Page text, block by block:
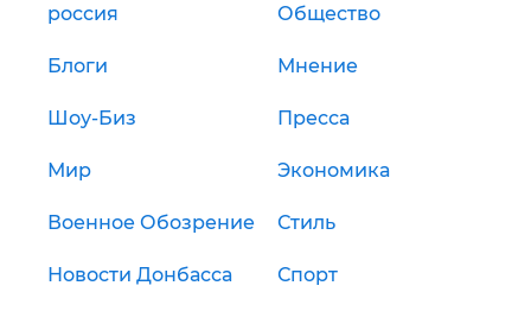
россия Общество
Блоги Мнение
Шоу-Биз Пресса
Мир Экономика
Военное Обозрение Стиль
Новости Донбасса Спорт